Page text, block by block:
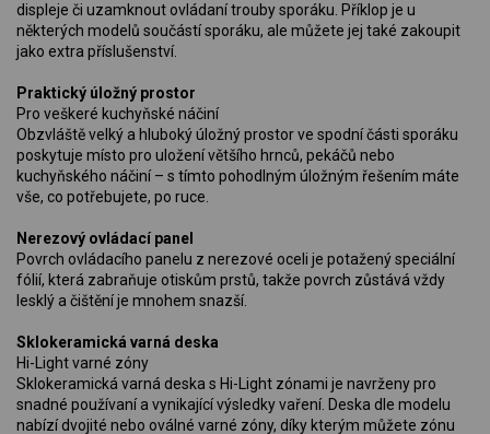
displeje či uzamknout ovládaní trouby sporáku. Příklop je u
některých modelů součástí sporáku, ale můžete jej také zakoupit
jako extra příslušenství.
Praktický úložný prostor
Pro veškeré kuchyňské náčiní
Obzvláště velký a hluboký úložný prostor ve spodní části sporáku
poskytuje místo pro uložení většího hrnců, pekáčů nebo
kuchyňského náčiní – s tímto pohodlným úložným řešením máte
vše, co potřebujete, po ruce.
Nerezový ovládací panel
Povrch ovládacího panelu z nerezové oceli je potažený speciální
fólií, která zabraňuje otiskům prstů, takže povrch zůstává vždy
lesklý a čištění je mnohem snazší.
Sklokeramická varná deska
Hi-Light varné zóny
Sklokeramická varná deska s Hi-Light zónami je navrženy pro
snadné používaní a vynikající výsledky vaření. Deska dle modelu
nabízí dvojité nebo oválné varné zóny, díky kterým můžete zónu